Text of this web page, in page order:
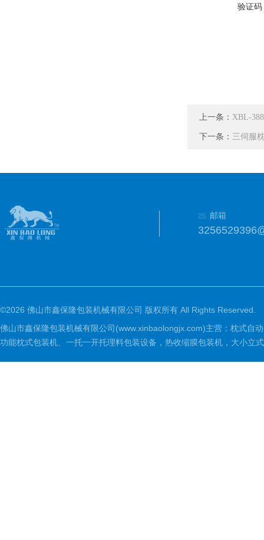
验证码
上一条： XBL-
下一条： 三伺服
邮箱
©2026 佛山市鑫保隆包装机械有限公司 版权所有 All Rights Reserved.
佛山市鑫保隆包装机械有限公司(www.xinbaolongjx.com)主营：枕式自
功能枕式包装机、一托一开托理料包装设备，热收缩膜包装机，大小立